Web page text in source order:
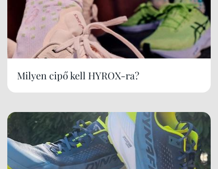
Milyen cipő kell HYROX-ra?